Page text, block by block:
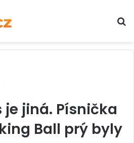
je jiná. Písnička
Ball prý byly